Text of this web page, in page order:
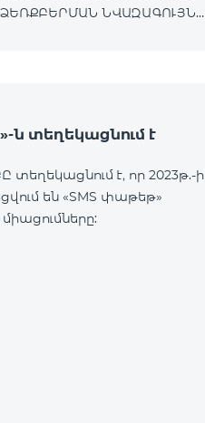
ն տեղեկացնում է
տեղեկացնում է, որ 2023թ.-ի
են «SMS փաթեթ»